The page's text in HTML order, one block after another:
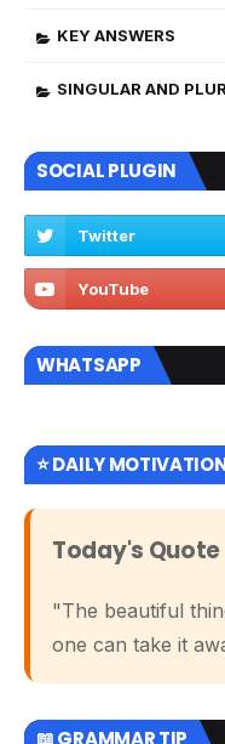
KEY ANSWERS
SINGULAR AND
SOCIAL PLUGIN
WHATSAPP
⭐ DAILY
Today's Quote
"The beautiful
one can take it
📖 GRAMMAR TIP